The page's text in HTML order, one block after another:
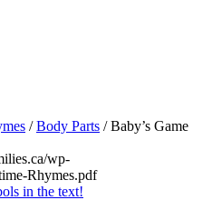
/Body Parts / Baby’s Game
wp-
Rhymes.pdf
in the text!